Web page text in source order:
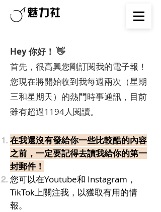
Hey 你好！ 👋
首先，很高興您剛訂閱我的電子報！
您現在將開始收到我每週兩次（星期
三和星期天）的熱門時事通訊，目前
雖有超過1194人閱讀。
在我還沒有發給你一些比較酷的內容
之前，一定要記得去讀我給你的第一
封郵件！
您可以在Youtube和 Instagram，
TikTok上關注我，以獲取有用的情
報。